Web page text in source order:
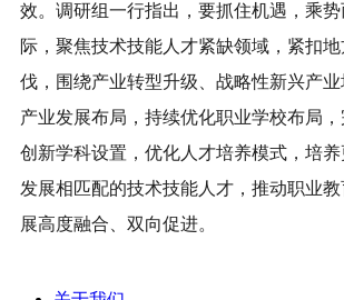
效。调研组一行指出，要抓住机遇，乘
际，聚焦技术技能人才紧缺领域，紧扣
伐，围绕产业转型升级、战略性新兴产
产业发展布局，持续优化职业学校布局，
创新学科设置，优化人才培养模式，培
发展相匹配的技术技能人才，推动职业
展高度融合、双向促进。